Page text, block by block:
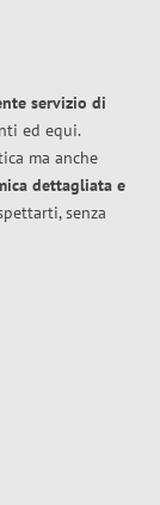
servizio di
ed equi.
ma anche
dettagliata e
senza